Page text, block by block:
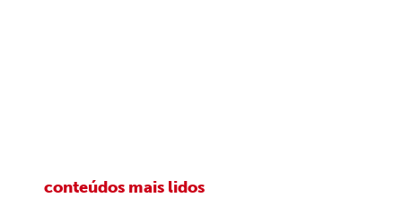
conteúdos mais lidos